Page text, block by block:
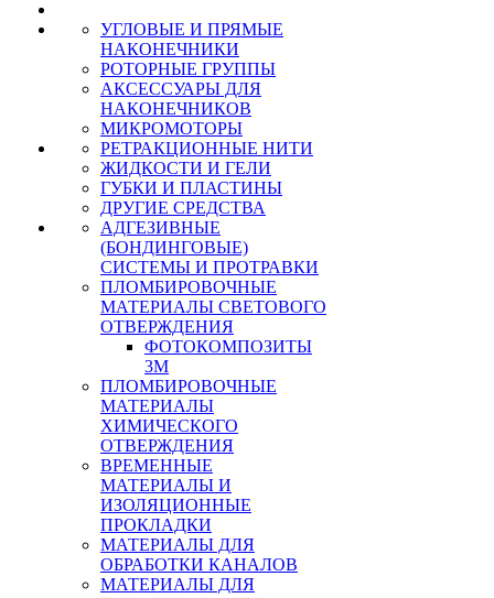
УГЛОВЫЕ И ПРЯМЫЕ
НАКОНЕЧНИКИ
РОТОРНЫЕ ГРУППЫ
АКСЕССУАРЫ ДЛЯ
НАКОНЕЧНИКОВ
МИКРОМОТОРЫ
РЕТРАКЦИОННЫЕ НИТИ
ЖИДКОСТИ И ГЕЛИ
ГУБКИ И ПЛАСТИНЫ
ДРУГИЕ СРЕДСТВА
АДГЕЗИВНЫЕ
(БОНДИНГОВЫЕ)
СИСТЕМЫ И ПРОТРАВКИ
ПЛОМБИРОВОЧНЫЕ
МАТЕРИАЛЫ СВЕТОВОГО
ОТВЕРЖДЕНИЯ
ФОТОКОМПОЗИТЫ
3М
ПЛОМБИРОВОЧНЫЕ
МАТЕРИАЛЫ
ХИМИЧЕСКОГО
ОТВЕРЖДЕНИЯ
ВРЕМЕННЫЕ
МАТЕРИАЛЫ И
ИЗОЛЯЦИОННЫЕ
ПРОКЛАДКИ
МАТЕРИАЛЫ ДЛЯ
ОБРАБОТКИ КАНАЛОВ
МАТЕРИАЛЫ ДЛЯ